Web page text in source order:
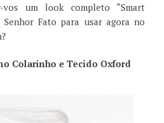
vos um look completo “Smart
Fato para usar agora no
Colarinho e Tecido Oxford